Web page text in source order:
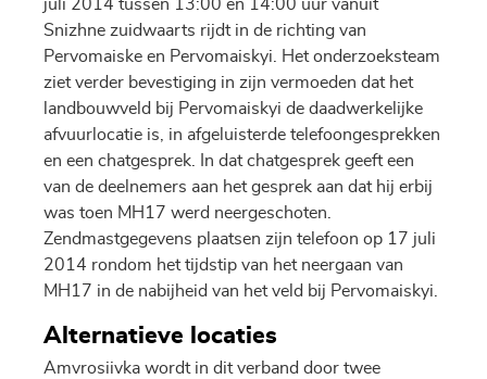
Snizhne zuidwaarts rijdt in de richting van
Pervomaiske en Pervomaiskyi. Het onderzoeksteam
ziet verder bevestiging in zijn vermoeden dat het
landbouwveld bij Pervomaiskyi de daadwerkelijke
afvuurlocatie is, in afgeluisterde telefoongesprekken
en een chatgesprek. In dat chatgesprek geeft een
van de deelnemers aan het gesprek aan dat hij erbij
was toen MH17 werd neergeschoten.
Zendmastgegevens plaatsen zijn telefoon op 17 juli
2014 rondom het tijdstip van het neergaan van
MH17 in de nabijheid van het veld bij Pervomaiskyi.
Alternatieve locaties
Amvrosiivka wordt in dit verband door twee